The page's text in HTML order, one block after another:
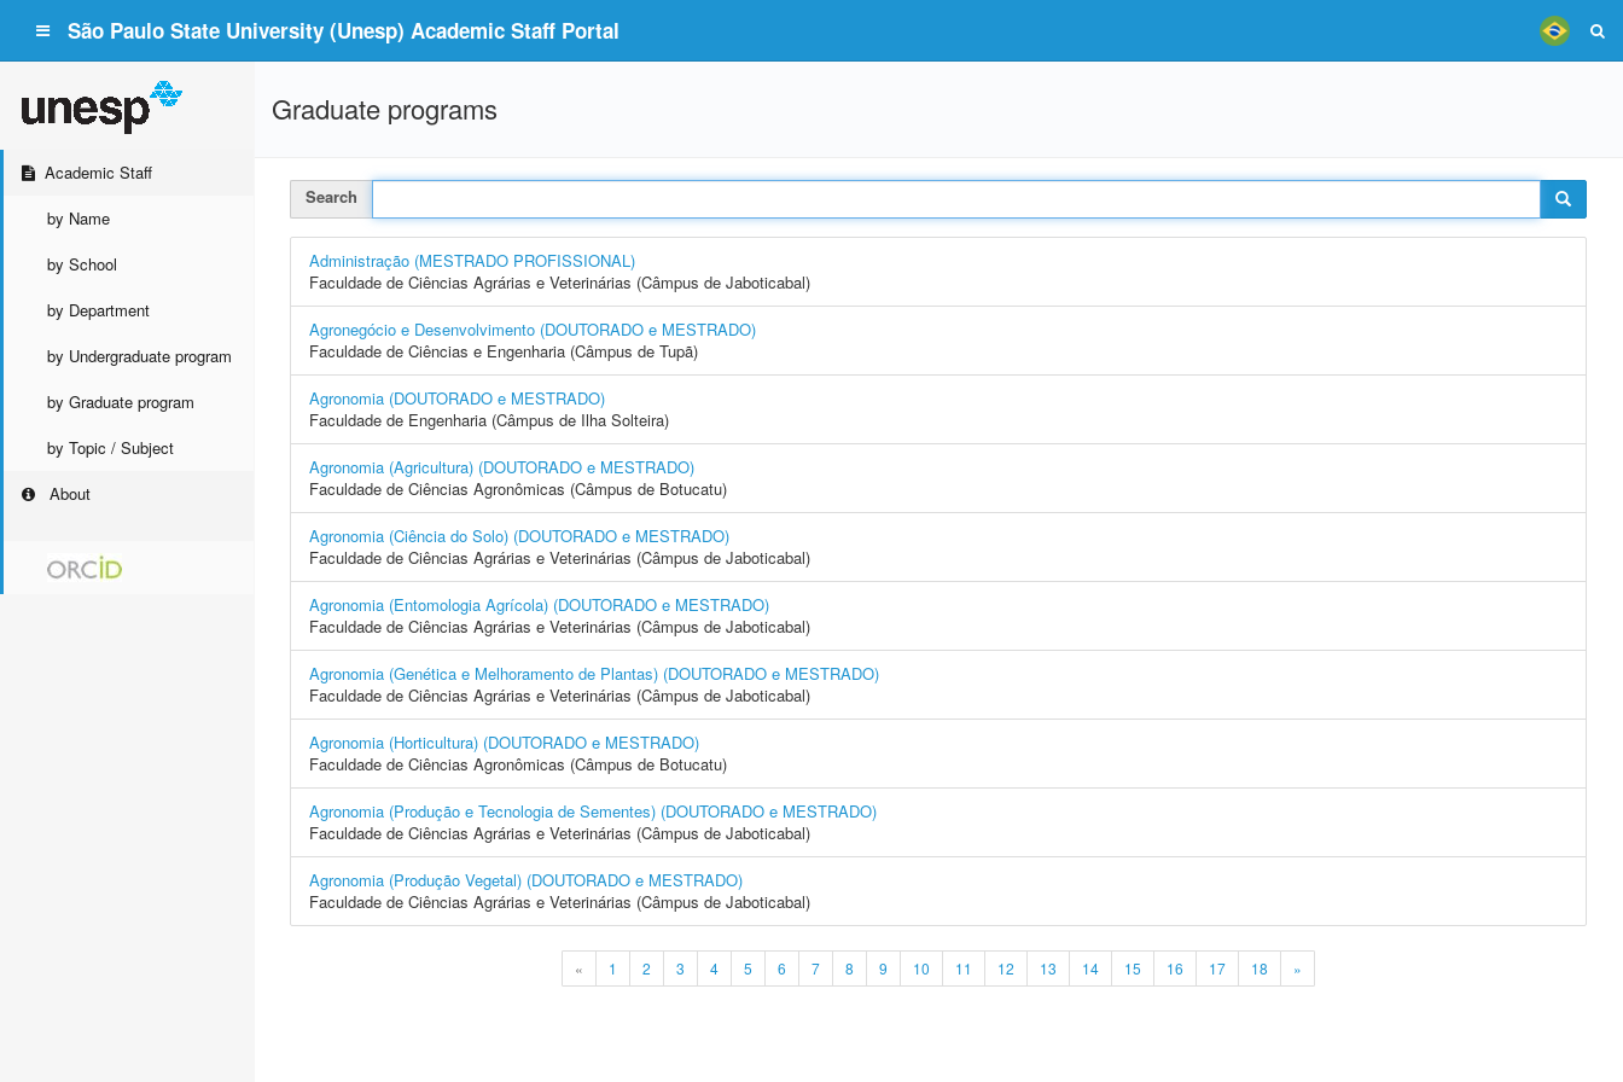
São Paulo State University (Unesp) Academic Staff Portal
Academic Staff
by Name
by School
by Department
by Undergraduate program
by Graduate program
by Topic / Subject
About
Graduate programs
Search
Administração (MESTRADO PROFISSIONAL)
Faculdade de Ciências Agrárias e Veterinárias (Câmpus de Jaboticabal)
Agronegócio e Desenvolvimento (DOUTORADO e MESTRADO)
Faculdade de Ciências e Engenharia (Câmpus de Tupã)
Agronomia (DOUTORADO e MESTRADO)
Faculdade de Engenharia (Câmpus de Ilha Solteira)
Agronomia (Agricultura) (DOUTORADO e MESTRADO)
Faculdade de Ciências Agronômicas (Câmpus de Botucatu)
Agronomia (Ciência do Solo) (DOUTORADO e MESTRADO)
Faculdade de Ciências Agrárias e Veterinárias (Câmpus de Jaboticabal)
Agronomia (Entomologia Agrícola) (DOUTORADO e MESTRADO)
Faculdade de Ciências Agrárias e Veterinárias (Câmpus de Jaboticabal)
Agronomia (Genética e Melhoramento de Plantas) (DOUTORADO e MESTRADO)
Faculdade de Ciências Agrárias e Veterinárias (Câmpus de Jaboticabal)
Agronomia (Horticultura) (DOUTORADO e MESTRADO)
Faculdade de Ciências Agronômicas (Câmpus de Botucatu)
Agronomia (Produção e Tecnologia de Sementes) (DOUTORADO e MESTRADO)
Faculdade de Ciências Agrárias e Veterinárias (Câmpus de Jaboticabal)
Agronomia (Produção Vegetal) (DOUTORADO e MESTRADO)
Faculdade de Ciências Agrárias e Veterinárias (Câmpus de Jaboticabal)
« 1 2 3 4 5 6 7 8 9 10 11 12 13 14 15 16 17 18 »